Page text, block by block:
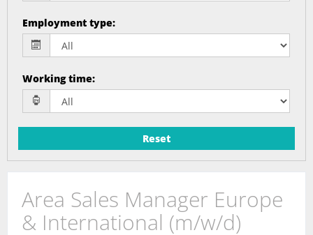
Employment type:
Working time:
Reset
Area Sales Manager Europe
& International (m/w/d)